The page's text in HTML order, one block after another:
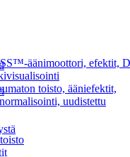
äänimoottori, efektit,
toisto, ääniefektit,
uudistettu